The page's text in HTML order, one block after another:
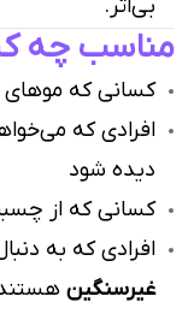
بی‌اثر.
مناسب چه
کسانی که موهای
افرادی که
دیده شود
کسانی که از
افرادی که به
غیرسنگین